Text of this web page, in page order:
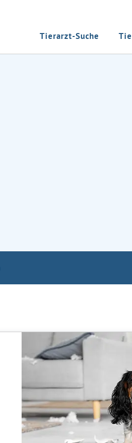
Tierarzt-Suche